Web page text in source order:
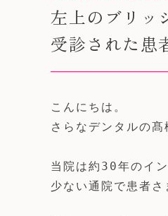
左上のブリッ
受診された患
こんにちは。
さらなデンタルの髙
当院は約30年のイ
少ない通院で患者